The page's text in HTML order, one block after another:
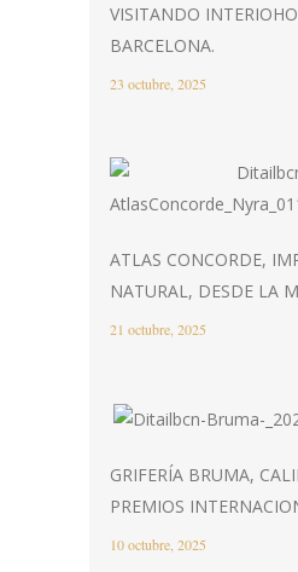
VISITANDO
BARCELONA.
23 octubre, 2025
ATLAS CONCORDE,
NATURAL, DESDE LA
21 octubre, 2025
GRIFERÍA BRUMA,
PREMIOS
10 octubre, 2025